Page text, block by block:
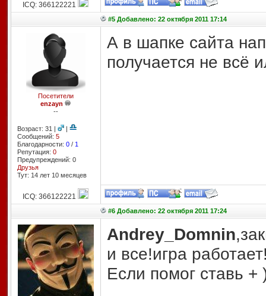
ICQ: 366122221
#5 Добавлено: 22 октября 2011 17:14
Посетители
enzayn
--
Возраст: 31 |
|
Сообщений: 5
Благодарности: 0/ 1
Репутация: 0
Предупреждений: 0
Друзья
Тут: 14 лет 10 месяцев
А в шапке сайта
получается не всё
ICQ: 366122221
#6 Добавлено: 22 октября 2011 17:24
Andrey_Domnin
и все!игра
Если помог ставь +